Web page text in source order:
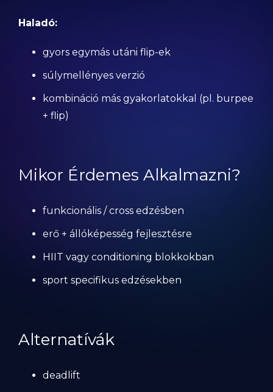
Haladó:
gyors egymás utáni flip-ek
súlymellényes verzió
kombináció más gyakorlatokkal (pl. burpee
+ flip)
Mikor Érdemes Alkalmazni?
funkcionális / cross edzésben
erő + állóképesség fejlesztésre
HIIT vagy conditioning blokkokban
sport specifikus edzésekben
Alternatívák
deadlift